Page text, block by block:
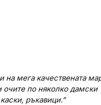
на мега качествената
по няколко дамски
ръкавици.”